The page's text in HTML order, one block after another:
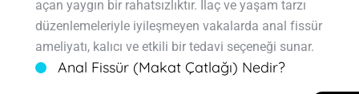
açan yaygın bir rahatsızlıktır. İlaç ve yaşam tarzı
düzenlemeleriyle iyileşmeyen vakalarda anal fissür
ameliyatı, kalıcı ve etkili bir tedavi seçeneği sunar.
Anal Fissür (Makat Çatlağı) Nedir?